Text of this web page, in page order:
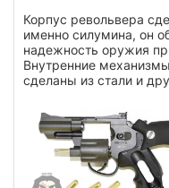
Корпус револьвера
именно силумина, он
надежность оружия
Внутренние
сделаны из стали и